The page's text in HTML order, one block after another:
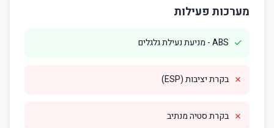
מערכות פעילות
✓ ABS - מניעת נעילת גלגלים
✗ בקרת יציבות (ESP)
✗ בקרת סטיה מנתיב